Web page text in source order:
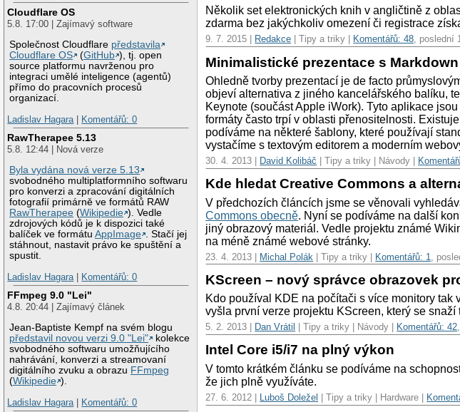
Cloudflare OS
5.8. 17:00 | Zajímavý software
Společnost Cloudflare představila
Cloudflare OS
(GitHub ), tj. open
source platformu navrženou pro
integraci umělé inteligence (agentů)
přímo do pracovních procesů
organizací.
Ladislav Hagara
Komentářů: 0
RawTherapee 5.13
5.8. 12:44 | Nová verze
Byla vydána nová verze 5.13
svobodného multiplatformního softwaru
pro konverzi a zpracování digitálních
fotografií primárně ve formátů RAW
RawTherapee (Wikipedie ). Vedle
zdrojových kódů je k dispozici také
balíček ve formátuAppImage . Stačí jej
stáhnout, nastavit právo ke spuštění a
spustit.
Ladislav Hagara
Komentářů: 0
FFmpeg 9.0 "Lei"
4.8. 20:44 | Zajímavý článek
Jean-Baptiste Kempf na svém blogu
představil novou verzi 9.0 "Lei"
kolekce
svobodného softwaru umožňujícího
nahrávání, konverzi a streamovaní
digitálního zvuku a obrazu FFmpeg
(Wikipedie ).
Ladislav Hagara
Komentářů: 0
Několik set elektronických knih v angličtině z
zdarma bez jakýchkoliv omezení či registrace
9. 7. 2015 | Redakce | Tipy a triky | Komentářů: 48, poslední
Minimalistické prezentace s Markdown
Ohledně tvorby prezentací je de facto
objeví alternativa z jiného kancelářského balíku,
Keynote (součást Apple iWork). Tyto aplikace
formáty často trpí v oblasti přenositelnosti.
podíváme na některé šablony, které používají
vystačíme s textovým editorem a moderním
30. 4. 2013 | David Kolibáč | Tipy a triky | Návody |
Kde hledat Creative Commons a
V předchozích článcích jsme se věnovali
Commons obecně. Nyní se podíváme na další
jiný obrazový materiál. Vedle projektu známé
na méně známé webové stránky.
23. 4. 2013 | Michal Polák | Tipy a triky | Komentářů: 1 ,
KScreen – nový správce obrazovek
Kdo používal KDE na počítači s více monitory tak
vyšla první verze projektu KScreen, který se snaží
5. 2. 2013 | Dan Vrátil | Tipy a triky | Návody | Komentářů: 42
Intel Core i5/i7 na plný výkon
V tomto krátkém článku se podíváme na
že jich plně využíváte.
27. 6. 2012 | Luboš Doležel | Tipy a triky | Hardware |